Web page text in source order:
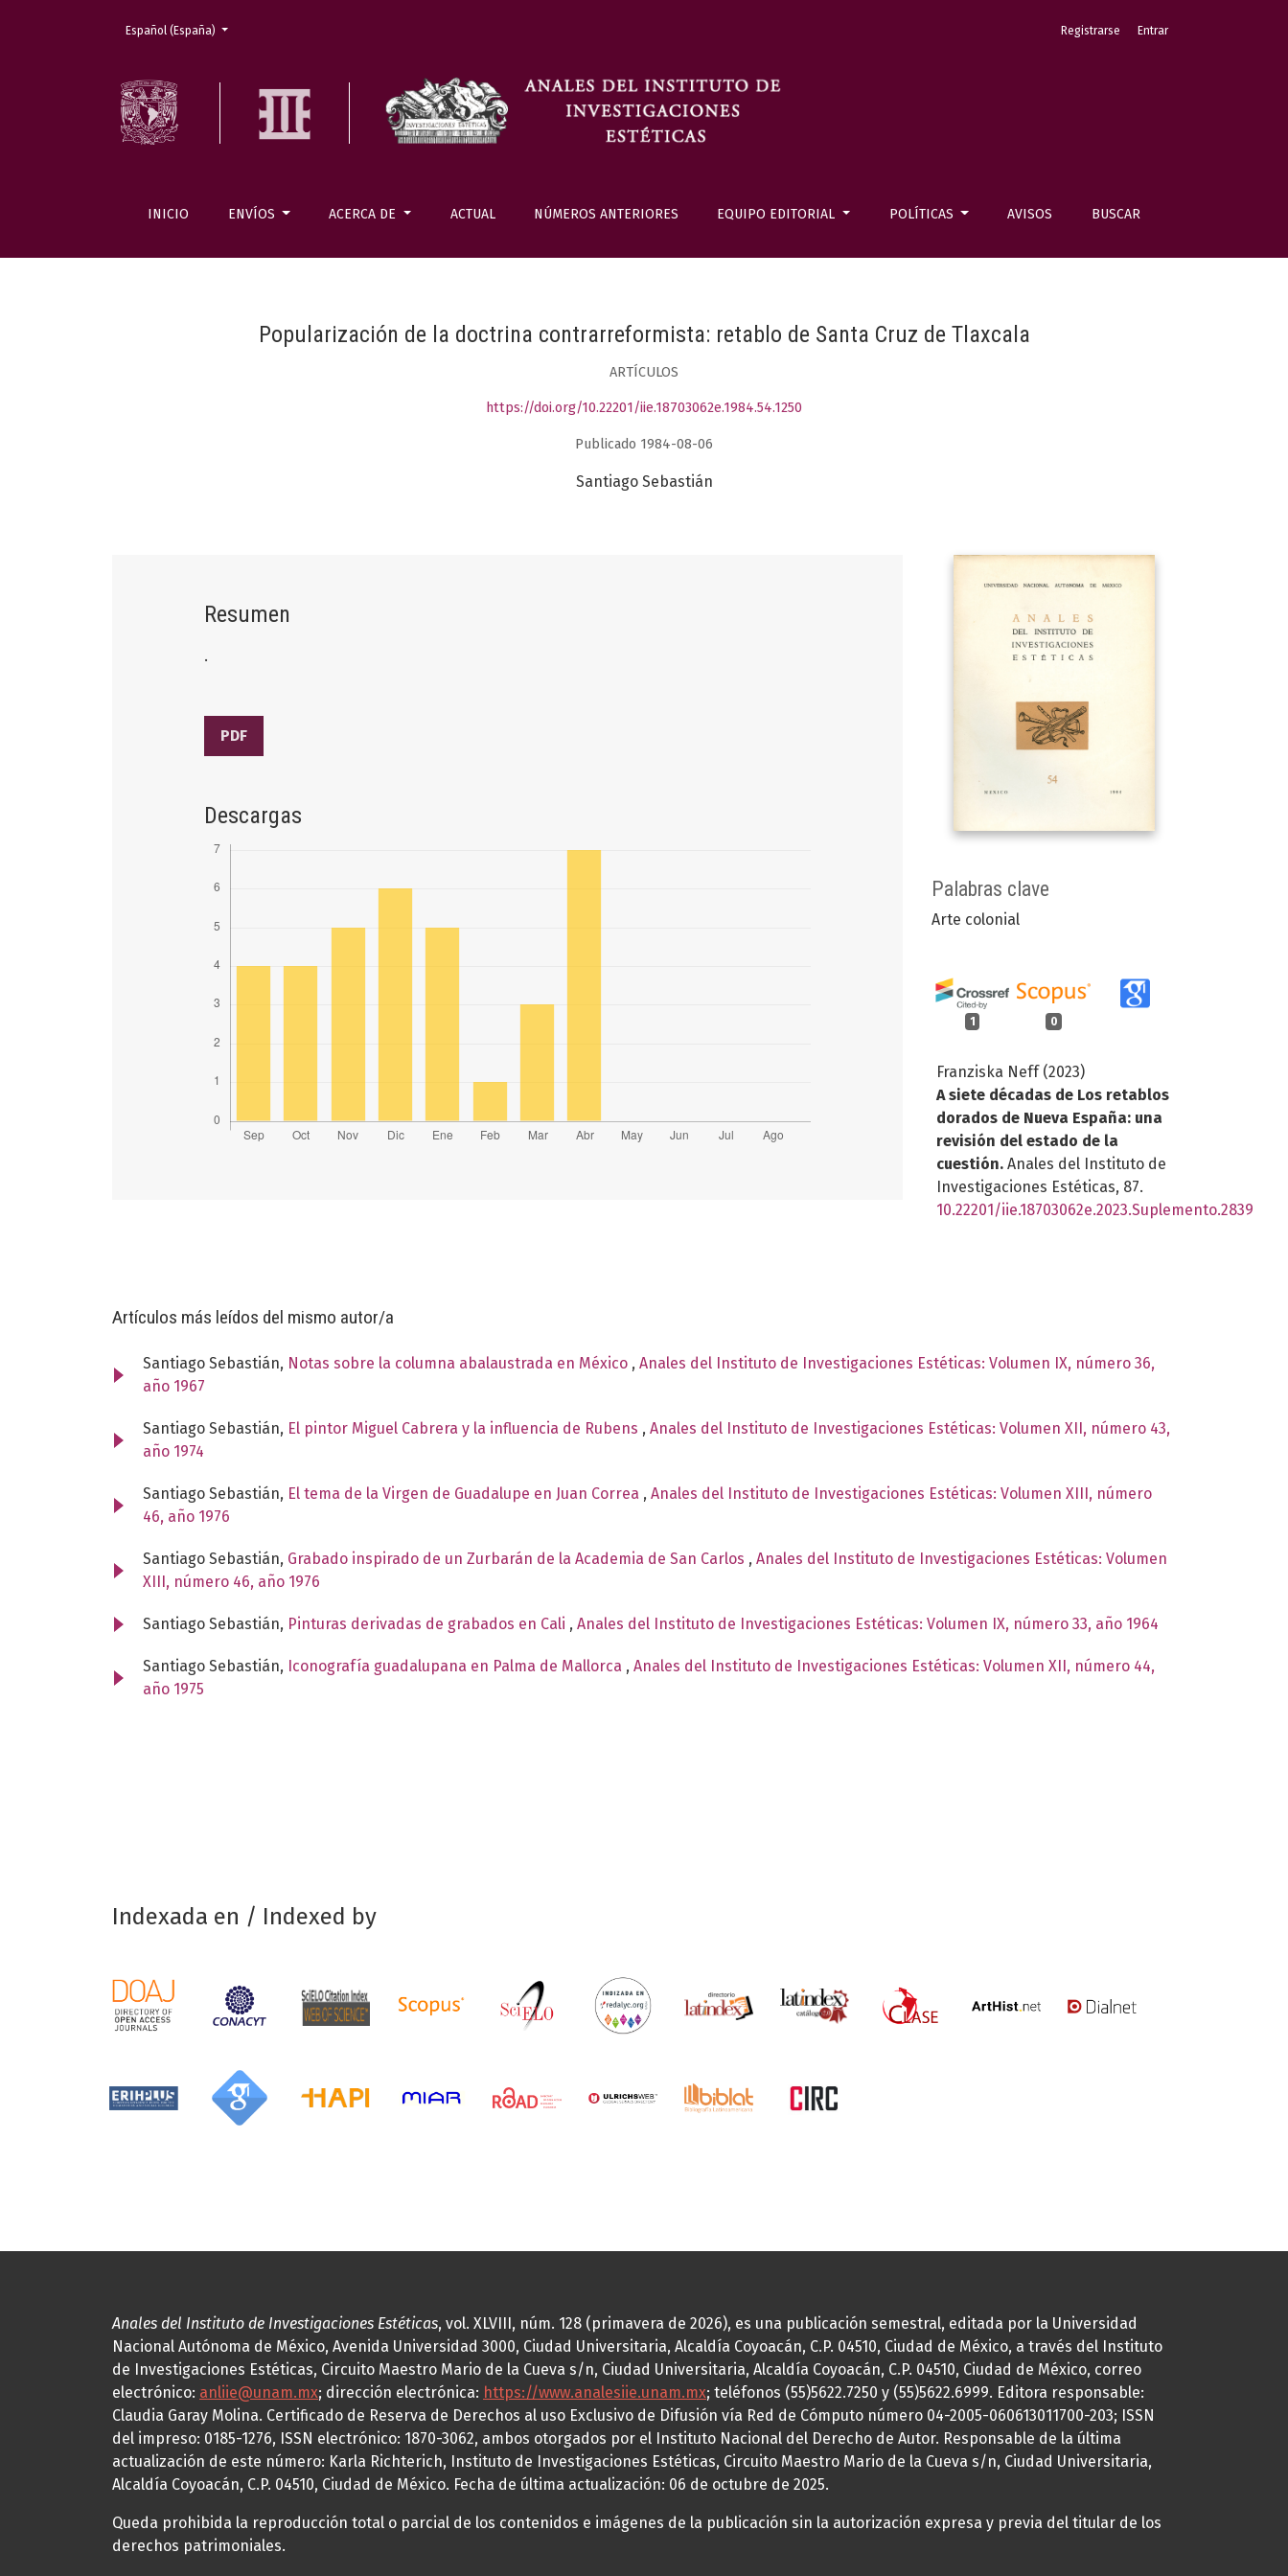
INICIO ENVÍOS ACERCA DE ACTUAL NÚMEROS ANTERIORES EQUIPO EDITORIAL POLÍTICAS AVISOS BUSCAR
Registrarse Entrar
Cambiar el idioma. El actual es:
Español (España)
Popularización de la doctrina contrarreformista: retablo de Santa Cruz de Tlaxcala
ARTÍCULOS
https://doi.org/10.22201/iie.18703062e.1984.54.1250
Publicado 1984-08-06
Santiago Sebastián
Palabras clave
Arte colonial
1 0
Franziska Neff (2023)
A siete décadas de Los retablos
dorados de Nueva España: una
revisión del estado de la
cuestión. Anales del Instituto de
Investigaciones Estéticas, 87.
10.22201/iie.18703062e.2023.Suplemento.2839
Resumen
.
PDF
Descargas
Artículos más leídos del mismo autor/a
Santiago Sebastián, Notas sobre la columna abalaustrada en México , Anales del Instituto de Investigaciones Estéticas: Volumen IX, número 36,
año 1967
Santiago Sebastián, El pintor Miguel Cabrera y la influencia de Rubens , Anales del Instituto de Investigaciones Estéticas: Volumen XII, número 43,
año 1974
Santiago Sebastián, El tema de la Virgen de Guadalupe en Juan Correa , Anales del Instituto de Investigaciones Estéticas: Volumen XIII, número
46, año 1976
Santiago Sebastián, Grabado inspirado de un Zurbarán de la Academia de San Carlos , Anales del Instituto de Investigaciones Estéticas: Volumen
XIII, número 46, año 1976
Santiago Sebastián, Pinturas derivadas de grabados en Cali , Anales del Instituto de Investigaciones Estéticas: Volumen IX, número 33, año 1964
Santiago Sebastián, Iconografía guadalupana en Palma de Mallorca , Anales del Instituto de Investigaciones Estéticas: Volumen XII, número 44,
año 1975
Indexada en / Indexed by
Anales del Instituto de Investigaciones Estéticas, vol. XLVIII, núm. 128 (primavera de 2026), es una publicación semestral, editada por la Universidad
Nacional Autónoma de México, Avenida Universidad 3000, Ciudad Universitaria, Alcaldía Coyoacán, C.P. 04510, Ciudad de México, a través del Instituto
de Investigaciones Estéticas, Circuito Maestro Mario de la Cueva s/n, Ciudad Universitaria, Alcaldía Coyoacán, C.P. 04510, Ciudad de México, correo
electrónico: anliie@unam.mx; dirección electrónica: https://www.analesiie.unam.mx; teléfonos (55)5622.7250 y (55)5622.6999. Editora responsable:
Claudia Garay Molina. Certificado de Reserva de Derechos al uso Exclusivo de Difusión vía Red de Cómputo número 04-2005-060613011700-203; ISSN
del impreso: 0185-1276, ISSN electrónico: 1870-3062, ambos otorgados por el Instituto Nacional del Derecho de Autor. Responsable de la última
actualización de este número: Karla Richterich, Instituto de Investigaciones Estéticas, Circuito Maestro Mario de la Cueva s/n, Ciudad Universitaria,
Alcaldía Coyoacán, C.P. 04510, Ciudad de México. Fecha de última actualización: 06 de octubre de 2025.
Queda prohibida la reproducción total o parcial de los contenidos e imágenes de la publicación sin la autorización expresa y previa del titular de los
derechos patrimoniales.